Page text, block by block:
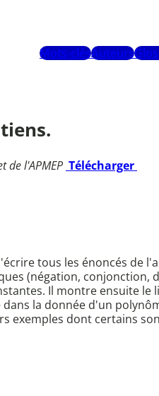
Mots-clésAuteurs
de l'APMEP Télécharger
tous les énoncés de
(négation, conjonction,
Il montre ensuite le
la donnée d'un
exemples dont certains